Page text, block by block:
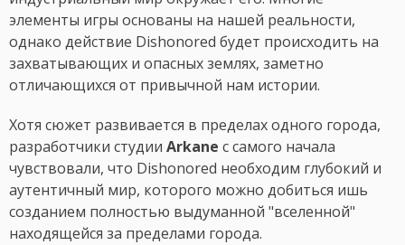
элементы игры основаны на нашей реальности,
однако действие Dishonored будет происходить на
захватывающих и опасных землях, заметно
отличающихся от привычной нам истории.
Хотя сюжет развивается в пределах одного города,
разработчики студии Arkane с самого начала
чувствовали, что Dishonored необходим глубокий и
аутентичный мир, которого можно добиться ишь
созданием полностью выдуманной "вселенной"
находящейся за пределами города.